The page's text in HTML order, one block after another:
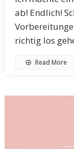
ab! Endlich!
richtig los
Read More